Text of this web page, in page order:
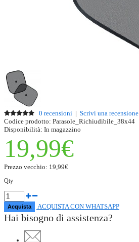
0 recensioni | Scrivi una recensione
Codice prodotto: Parasole_Richiudibile_38x44
Disponibilità: In magazzino
19,99€
Prezzo vecchio: 19,99€
Qty
ACQUISTA CON WHATSAPP
Hai bisogno di assistenza?